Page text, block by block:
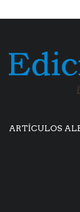
ARTÍCULOS